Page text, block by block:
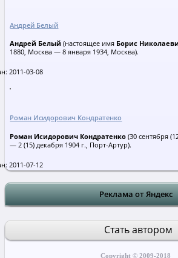
Андрей Белый
Андрей Белый (настоящее имя Борис
1880, Москва — 8 января 1934, Москва).
2011-03-08
Роман Исидорович Кондратенко
Роман Исидорович Кондратенко (30 сентября
— 2 (15) декабря 1904 г., Порт-Артур).
2011-07-12
Реклама от Яндекс
Стать автором
Copyright © 2009-2018